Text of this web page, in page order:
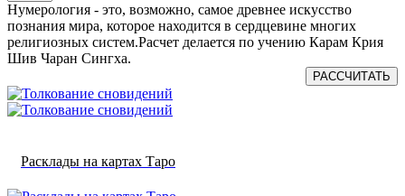
Нумерология - это, возможно, самое древнее искусство
познания мира, которое находится в сердцевине многих
религиозных систем.Расчет делается по учению Карам Крия
Шив Чаран Сингха.
РАССЧИТАТЬ
Расклады на картах Таро